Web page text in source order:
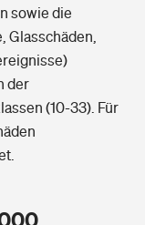
sowie die
Glasschäden,
der
(10-33). Für